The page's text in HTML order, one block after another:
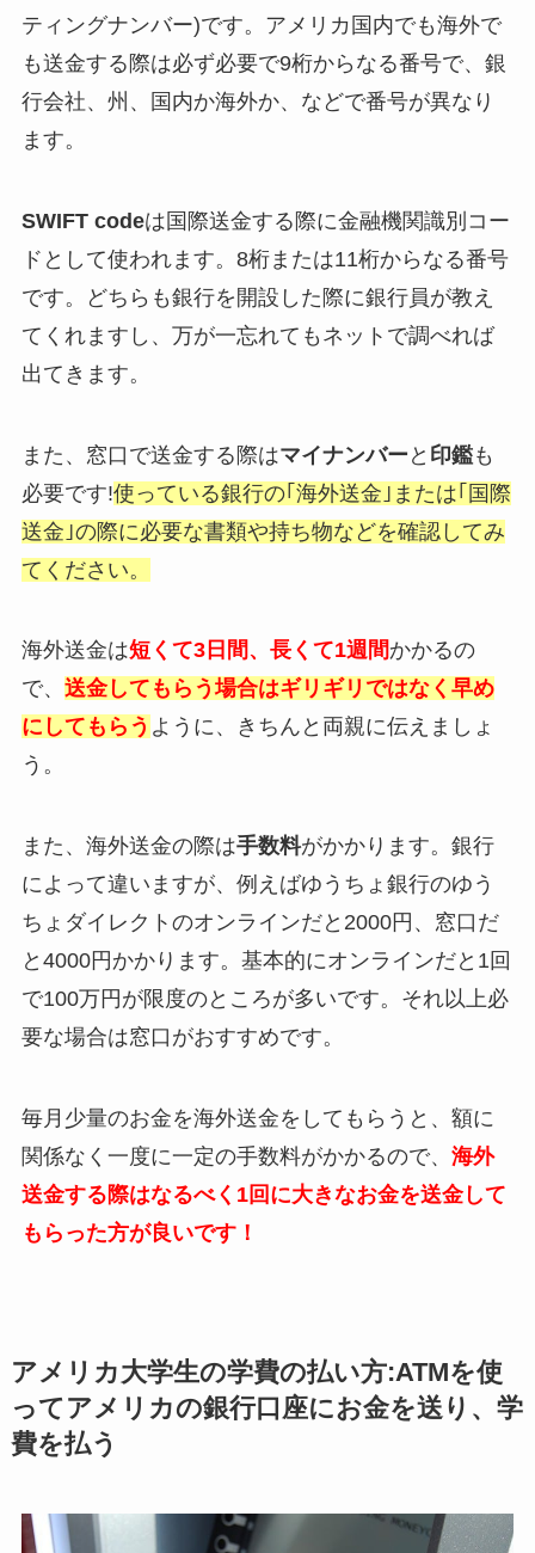
ティングナンバー)です。アメリカ国内でも海外で
も送金する際は必ず必要で9桁からなる番号で、銀
行会社、州、国内か海外か、などで番号が異なり
ます。
SWIFT codeは国際送金する際に金融機関識別コー
ドとして使われます。8桁または11桁からなる番号
です。
どちらも銀行を開設した際に銀行員が教え
てくれますし、万が一忘れてもネットで調べれば
出てきます。
また、窓口で送金する際はマイナンバー と 印鑑も
必要です!使っている銀行の｢海外送金｣または｢国際
送金｣の際に必要な書類や持ち物などを確認してみ
てください。
海外送金は短くて3日間、 長くて1週間かかるの
で、 送金してもらう場合はギリギリではなく早め
にしてもらう ように、きちんと両親に伝えましょ
う。
また、海外送金の際は手数料がかかります。銀行
によって違いますが、 例えばゆうちょ銀行のゆう
ちょダイレクトのオンラインだと2000円、窓口だ
と4000円かかります。基本的にオンラインだと1回
で100万円が限度のところが多いです。それ以上必
要な場合は窓口がおすすめです。
毎月少量のお金を海外送金をしてもらうと、額に
関係なく一度に一定の手数料がかかるので、 海外
送金する際はなるべく1回に大きなお金を送金して
もらった方が良いです！
アメリカ大学生の学費の払い方:ATMを使
ってアメリカの銀行口座にお金を送り、 学
費を払う